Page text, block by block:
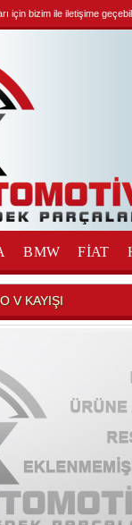
için bizim ile iletişime
BMW FİAT
V KAYIŞI